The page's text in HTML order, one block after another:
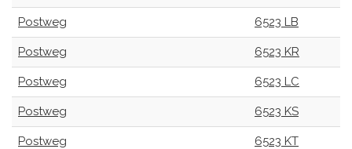
Postweg 6523 LB
Postweg 6523 KR
Postweg 6523 LC
Postweg 6523 KS
Postweg 6523 KT